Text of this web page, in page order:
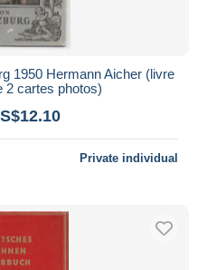
1950 Hermann Aicher (livre
2 cartes photos)
Private individual